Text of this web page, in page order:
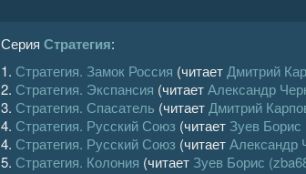
Серия Стратегия:
1. Стратегия. Замок Россия (читаетДмитрий
2. Стратегия. Экспансия (читаетАлександр
3. Стратегия. Спасатель (читаетДмитрий
4. Стратегия. Русский Союз (читает Зуев Борис
4. Стратегия. Русский Союз (читаетАлександр
5. Стратегия. Колония (читает Зуев Борис